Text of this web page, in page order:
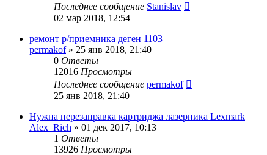
Последнее сообщение Stanislav
02 мар 2018, 12:54
ремонт р/приемника деген 1103
permakof» 25 янв 2018, 21:40
0 Ответы
12016 Просмотры
Последнее сообщение permakof
25 янв 2018, 21:40
Нужна перезаправка картриджа лазерника Lexmark
Alex_Rich » 01 дек 2017, 10:13
1 Ответы
13926 Просмотры